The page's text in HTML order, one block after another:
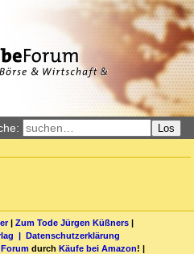
Los
| Zum Tode Jürgen Küßners |
| Datenschutzerklärung
durch Käufe bei Amazon! |